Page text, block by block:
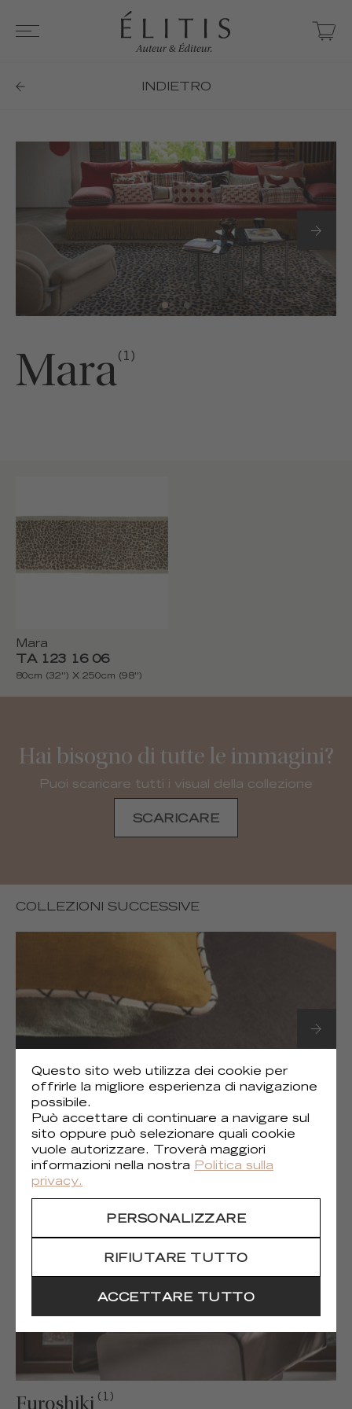
INDIETRO
Mara(1)
Mara
TA 123 16 06
80cm (32'') X 250cm (98'')
Hai bisogno di tutte le immagini?
Puoi scaricare tutti i visual della collezione
SCARICARE
COLLEZIONI SUCCESSIVE
Gaia (1)
(1)
Questo sito web utilizza dei cookie per
offrirle la migliore esperienza di navigazione
possibile.
Può accettare di continuare a navigare sul
sito oppure può selezionare quali cookie
vuole autorizzare. Troverà maggiori
informazioni nella nostra Politica sulla
privacy.
PERSONALIZZARE
RIFIUTARE TUTTO
ACCETTARE TUTTO